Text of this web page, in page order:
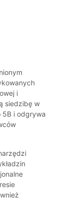
i
siedzibę w
5B i odgrywa